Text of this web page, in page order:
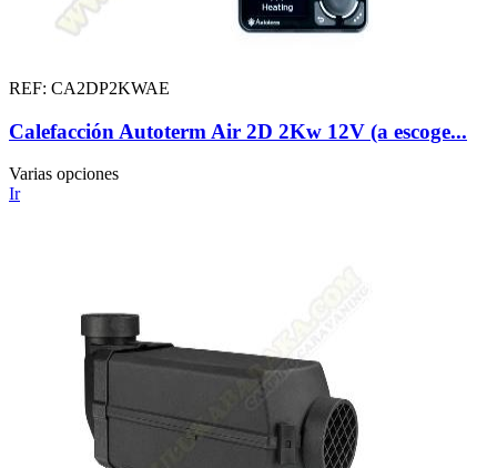
REF: CA2DP2KWAE
Calefacción Autoterm Air 2D 2Kw 12V (a escoge...
Varias opciones
Ir